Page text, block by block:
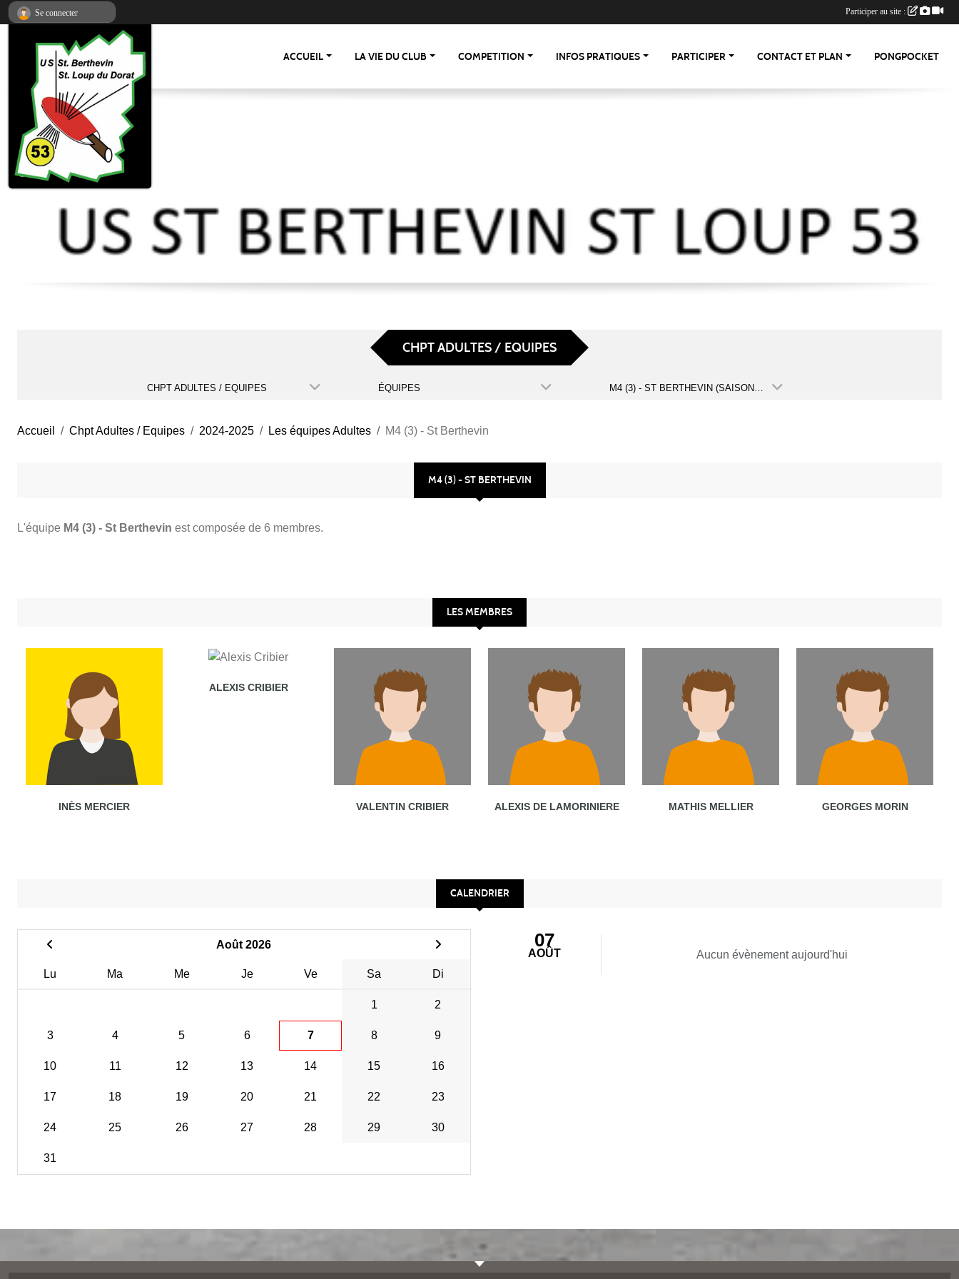
ACCUEIL LA VIE DU CLUB COMPETITION INFOS PRATIQUES PARTICIPER CONTACT ET PLAN PONGPOCKET
CHPT ADULTES / EQUIPES
CHPT ADULTES / EQUIPES ÉQUIPES
Accueil Chpt Adultes / Equipes 2024-2025 Les équipes Adultes M4 (3) - St Berthevin
M4 (3) - ST BERTHEVIN
L'équipe M4 (3) - St Berthevin est composée de 6 membres.
LES MEMBRES
INÈS MERCIER
ALEXIS CRIBIER
VALENTIN CRIBIER ALEXIS DE LAMORINIERE MATHIS MELLIER GEORGES MORIN
CALENDRIER
Août 2026
Lu Ma Me Je Ve Sa Di
1 2
3 4 5 6 7 8 9
10 11 12 13 14 15 16
17 18 19 20 21 22 23
24 25 26 27 28 29 30
31
07
AOÛT Aucun évènement aujourd'hui
Se connecter Participer au site :
Panneau de gestion des cookies